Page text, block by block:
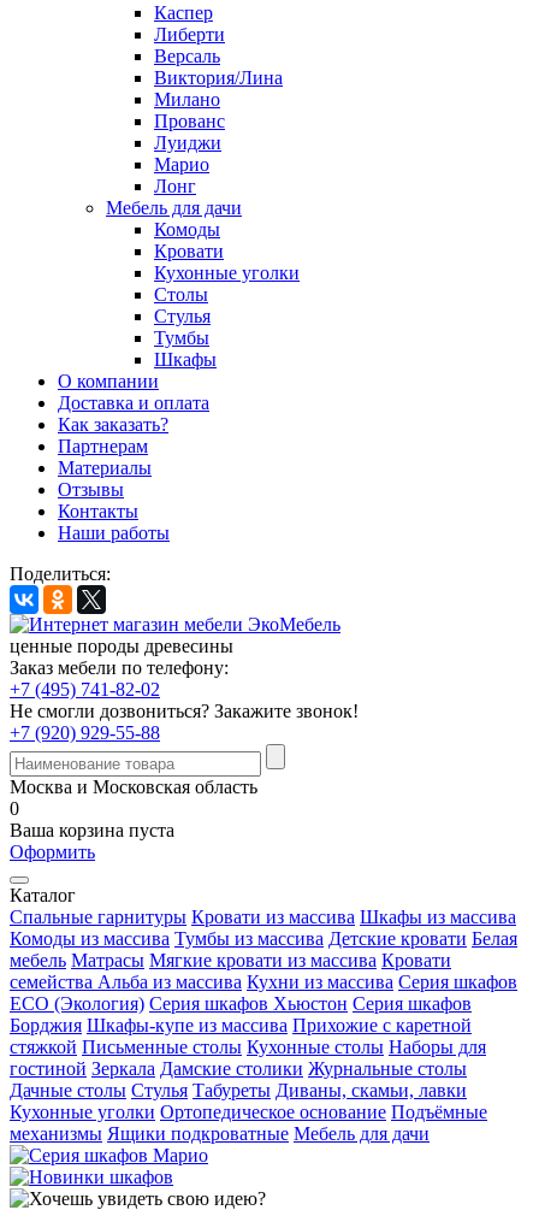
Каспер
Либерти
Версаль
Виктория/Лина
Милано
Прованс
Луиджи
Марио
Лонг
Мебель для дачи
Комоды
Кровати
Кухонные уголки
Столы
Стулья
Тумбы
Шкафы
О компании
Доставка и оплата
Как заказать?
Партнерам
Материалы
Отзывы
Контакты
Наши работы
Поделиться:
ценные породы древесины
Заказ мебели по телефону:
+7 (495) 741-82-02
Не смогли дозвониться? Закажите звонок!
+7 (920) 929-55-88
Москва и Московская область
0
Ваша корзина пуста
Оформить
Каталог
Спальные гарнитуры Кровати из массива Шкафы из массива
Комоды из массива Тумбы из массива Детские кровати Белая
мебель Матрасы Мягкие кровати из массива Кровати
семейства Альба из массива Кухни из массива Серия шкафов
ECO (Экология) Серия шкафов Хьюстон Серия шкафов
Борджия Шкафы-купе из массива Прихожие с каретной
стяжкой Письменные столы Кухонные столы Наборы для
гостиной Зеркала Дамские столики Журнальные столы
Дачные столы Стулья Табуреты Диваны, скамьи, лавки
Кухонные уголки Ортопедическое основание Подъёмные
механизмы Ящики подкроватные Мебель для дачи